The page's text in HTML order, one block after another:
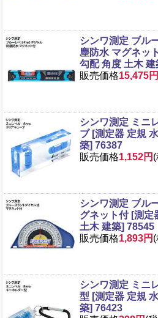
シンワ測定 ブル
塵防水 マグネッ
勾配 角度 土木
販売価格15,475円
シンワ測定 ミニ
ブ [測定器 定規
築] 76387
販売価格1,152円
シンワ測定 ブル
グネット付 [測定
土木 建築] 78545
販売価格1,893円
シンワ測定 ミニ
型 [測定器 定規
築] 76423